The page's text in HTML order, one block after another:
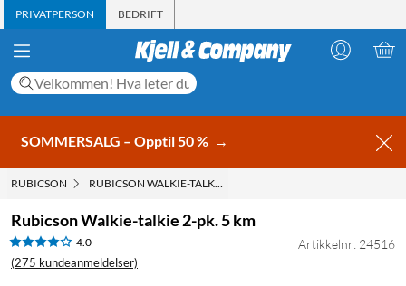
PRIVATPERSON BEDRIFT
SOMMERSALG – Opptil 50 % →
RUBICSON RUBICSON WALKIE-TALKIE 2-PK. 5 KM
Rubicson Walkie-talkie 2-pk. 5 km
4.0
(275 kundeanmeldelser)
Artikkelnr: 24516